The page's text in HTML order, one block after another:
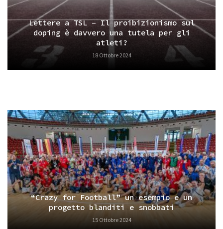
Lettere a TSL – Il proibizionismo sul
doping è davvero una tutela per gli
atleti?
18 Ottobre 2024
“Crazy for Football” un esempio e un
progetto blanditi e snobbati
15 Ottobre 2024